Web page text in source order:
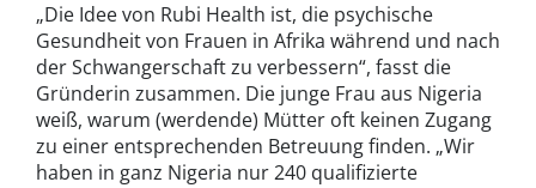
„Die Idee von Rubi Health ist, die psychische
Gesundheit von Frauen in Afrika während und nach
der Schwangerschaft zu verbessern“, fasst die
Gründerin zusammen. Die junge Frau aus Nigeria
weiß, warum (werdende) Mütter oft keinen Zugang
zu einer entsprechenden Betreuung finden. „Wir
haben in ganz Nigeria nur 240 qualifizierte